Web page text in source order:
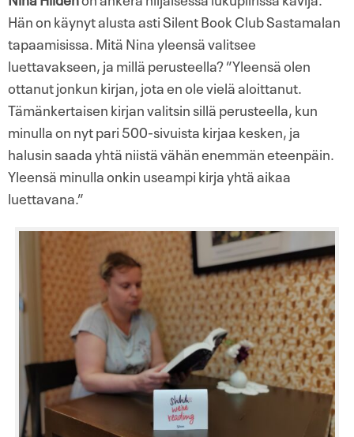
Hän on käynyt alusta asti Silent Book Club Sastamalan
tapaamisissa. Mitä Nina yleensä valitsee
luettavakseen, ja millä perusteella? ”Yleensä olen
ottanut jonkun kirjan, jota en ole vielä aloittanut.
Tämänkertaisen kirjan valitsin sillä perusteella, kun
minulla on nyt pari 500-sivuista kirjaa kesken, ja
halusin saada yhtä niistä vähän enemmän eteenpäin.
Yleensä minulla onkin useampi kirja yhtä aikaa
luettavana.”